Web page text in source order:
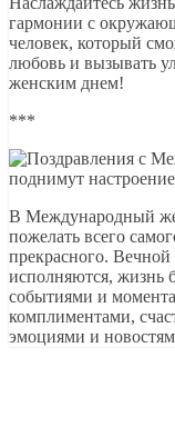
гармонии с
человек, который
любовь и вызывать
женским днем!
***
В Международный
пожелать всего
прекрасного.
исполняются, жизнь
событиями и
комплиментами,
эмоциями и